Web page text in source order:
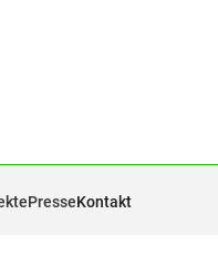
PresseKontakt